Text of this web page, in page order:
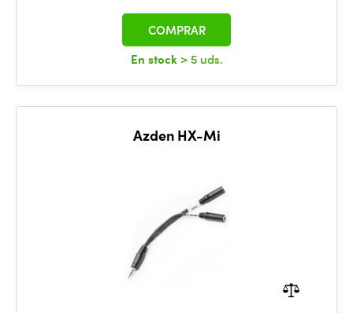
En stock > 5 uds.
COMPRAR
Azden HX-Mi